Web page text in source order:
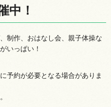
中！
制作、おはなし会、親子体操な
いっぱい！
予約が必要となる場合がありま